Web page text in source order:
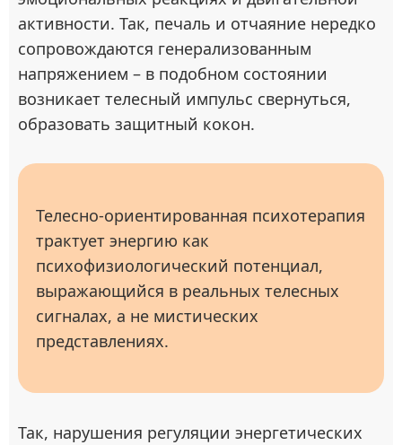
активности. Так, печаль и отчаяние нередко
сопровождаются генерализованным
напряжением – в подобном состоянии
возникает телесный импульс свернуться,
образовать защитный кокон.
Телесно-ориентированная психотерапия
трактует энергию как
психофизиологический потенциал,
выражающийся в реальных телесных
сигналах, а не мистических
представлениях.
Так, нарушения регуляции энергетических